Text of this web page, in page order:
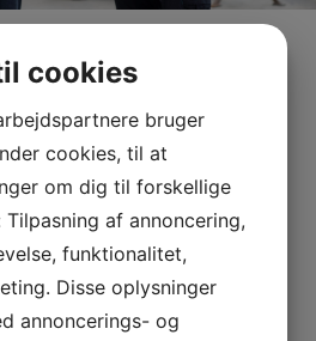
vi kan hjælpe din virksomhed og
for
cookies
bruger
cookies, til at
om dig til forskellige
af annoncering,
funktionalitet,
Disse oplysninger
annoncerings- og